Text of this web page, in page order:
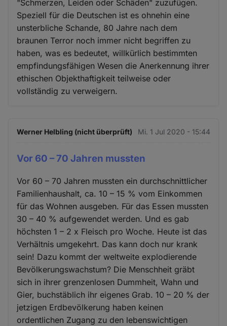
"Schmerzen, Leiden oder Schäden" zuzufügen.
Speziell für die Deutschen ist es ohnehin eine
unsterbliche Schande, 80 Jahre nach dem
braunen Terror noch immer nicht begriffen zu
haben, was es bedeutet, willkürlich bestimmten
empfindungsfähigen Wesen die Anerkennung ihrer
ethischen Objekthaftigkeit teilweise oder
vollständig zu verweigern.
Werner Helbling (nicht überprüft) Mi. 1 Jul 2020 - 15:44
Vor 60 – 70 Jahren mussten
Vor 60 – 70 Jahren mussten ein durchschnittlicher
Familienhaushalt, ca. 10 – 15 % vom Einkommen
für das Wohnen ausgeben. Für das Essen mussten
30 – 40 % aufgewendet werden. Und es gab
höchsten 1 – 2 x Fleisch pro Woche. Heute ist das
Verhältnis umgekehrt. Das kann doch nur krank
sein! Dazu kommt der weltweite explodierende
Bevölkerungswachstum? Die Menschheit gräbt
sich in ihrer grenzenlosen Dummheit, Wahn und
Gier, buchstäblich ihr eigenes Grab. 10 – 20 % der
jetzigen Erdbevölkerung haben keinen
ordentlichen Zugang zu den lebenswichtigen